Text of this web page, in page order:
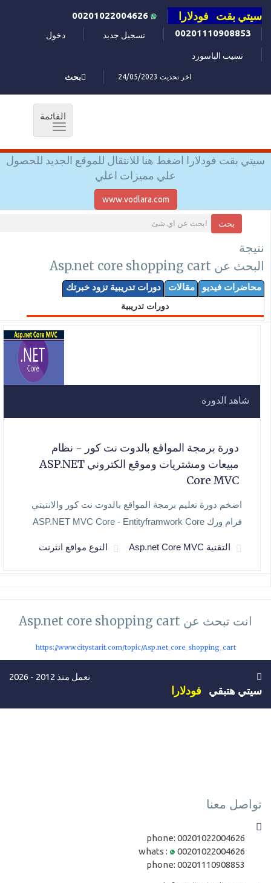
سيتي بقت فودلارا
00201110908853
تسجيل جديد دخول
نسيت الباسورد
اخر تحديث 24/05/2023 بحث
القائمة
Toggle
سيتي بقت فودلارا اضغط هنا للانتقال للموقع الجديد للحصول
علي مميزات اعلي
www.vodlara.com
بحث
نتيجة
البحث عن Asp.net core shopping cart
محاضرات فيديو مقالات دورات تدريبية تزود خبرتك
دورات تدريبية
شاهد الدورة
دورة برمجة المواقع بالدوت نت كور - نظام
مبيعات ومشتريات وموقع الكتروني ASP.NET
Core MVC
اضخم دورة تعليم برمجة المواقع بالدوت نت كور والانتيتي
فرام ورك ASP.NET MVC Core - Entityframwork Core
التقنية Asp.net Core MVC النوع مواقع انترنت
انت تبحث عن Asp.net core shopping cart
https://www.citystarit.com/topic/Asp.net_core_shopping_cart
نعمل منذ 2012 - 2026
سيتي هتبقي فودلارا
تواصل معنا
phone: 00201022004626
whats :
00201022004626
phone: 00201110908853